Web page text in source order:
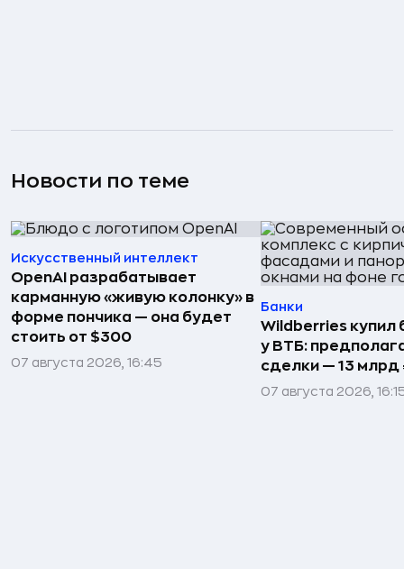
Новости по теме
Искусственный интеллект
OpenAI разрабатывает
карманную «живую колонку» в
форме пончика — она будет
стоить от $300
07 августа 2026, 16:45
Банки
Wildberries купил
у ВТБ:
сделки — 13 млрд
07 августа 2026,